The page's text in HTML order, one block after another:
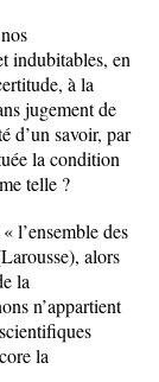
indubitables, en
à la
jugement de
d’un savoir, par
la condition
telle ?
l’ensemble des
alors
la
n’appartient
la